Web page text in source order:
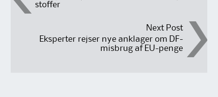
navigation
stoffer
Next Post
Eksperter rejser nye anklager om DF-
misbrug af EU-penge